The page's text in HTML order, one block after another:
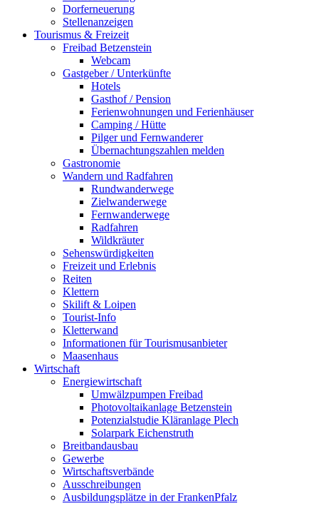
Dorferneuerung
Stellenanzeigen
Tourismus & Freizeit
Freibad Betzenstein
Webcam
Gastgeber / Unterkünfte
Hotels
Gasthof / Pension
Ferienwohnungen und Ferienhäuser
Camping / Hütte
Pilger und Fernwanderer
Übernachtungszahlen melden
Gastronomie
Wandern und Radfahren
Rundwanderwege
Zielwanderwege
Fernwanderwege
Radfahren
Wildkräuter
Sehenswürdigkeiten
Freizeit und Erlebnis
Reiten
Klettern
Skilift & Loipen
Tourist-Info
Kletterwand
Informationen für Tourismusanbieter
Maasenhaus
Wirtschaft
Energiewirtschaft
Umwälzpumpen Freibad
Photovoltaikanlage Betzenstein
Potenzialstudie Kläranlage Plech
Solarpark Eichenstruth
Breitbandausbau
Gewerbe
Wirtschaftsverbände
Ausschreibungen
Ausbildungsplätze in der FrankenPfalz